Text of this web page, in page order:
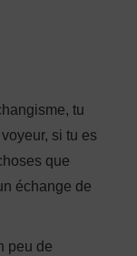
tu
si tu es
que
échange de
peu de